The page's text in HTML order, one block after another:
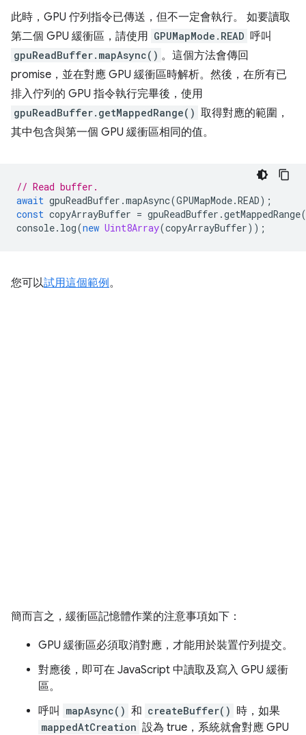
此時，GPU 佇列指令已傳送，但不一定會執行。 如要讀取
第二個 GPU 緩衝區，請使用 GPUMapMode.READ 呼叫
gpuReadBuffer.mapAsync() 。這個方法會傳回
promise，並在對應 GPU 緩衝區時解析。然後，在所有已
排入佇列的 GPU 指令執行完畢後，使用
gpuReadBuffer.getMappedRange() 取得對應的範圍，
其中包含與第一個 GPU 緩衝區相同的值。
// Read buffer.
await gpuReadBuffer .mapAsync(GPUMapMode.READ);
const copyArrayBuffer = gpuReadBuffer .getMappedRange
console. log(new Uint8Array(copyArrayBuffer));
您可以試用這個範例。
簡而言之，緩衝區記憶體作業的注意事項如下：
GPU 緩衝區必須取消對應，才能用於裝置佇列提交。
對應後，即可在 JavaScript 中讀取及寫入 GPU 緩衝
區。
呼叫
mapAsync() 和 createBuffer() 時，如果
mappedAtCreation 設為 true，系統就會對應 GPU